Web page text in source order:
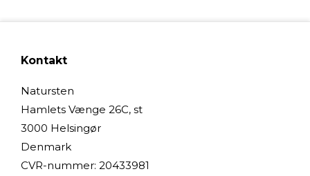
Kontakt
Natursten
Hamlets Vænge 26C, st
3000 Helsingør
Denmark
CVR-nummer: 20433981